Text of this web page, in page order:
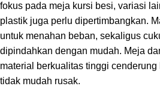
fokus pada meja kursi besi, variasi
plastik juga perlu dipertimbangkan.
untuk menahan beban, sekaligus
dipindahkan dengan mudah. Meja
material berkualitas tinggi
tidak mudah rusak.